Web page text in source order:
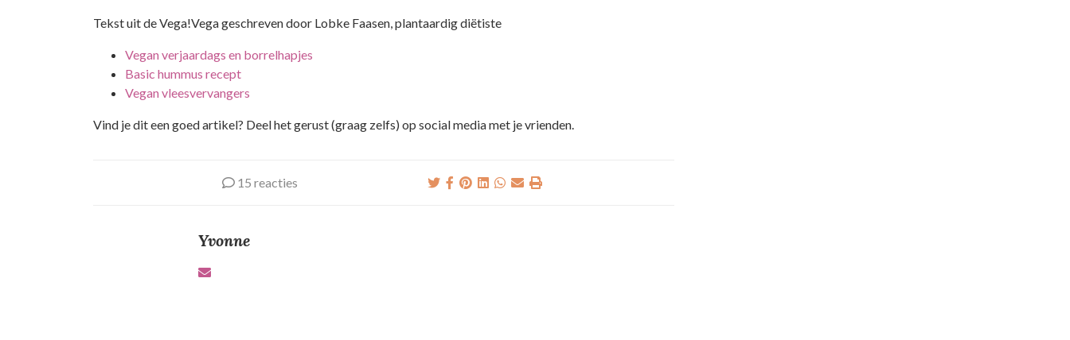
Tekst uit de Vega!Vega geschreven door Lobke Faasen, plantaardig diëtiste
Vegan verjaardags en borrelhapjes
Basic hummus recept
Vegan vleesvervangers
Vind je dit een goed artikel? Deel het gerust (graag zelfs) op social media met je vrienden.
15 reacties
Yvonne